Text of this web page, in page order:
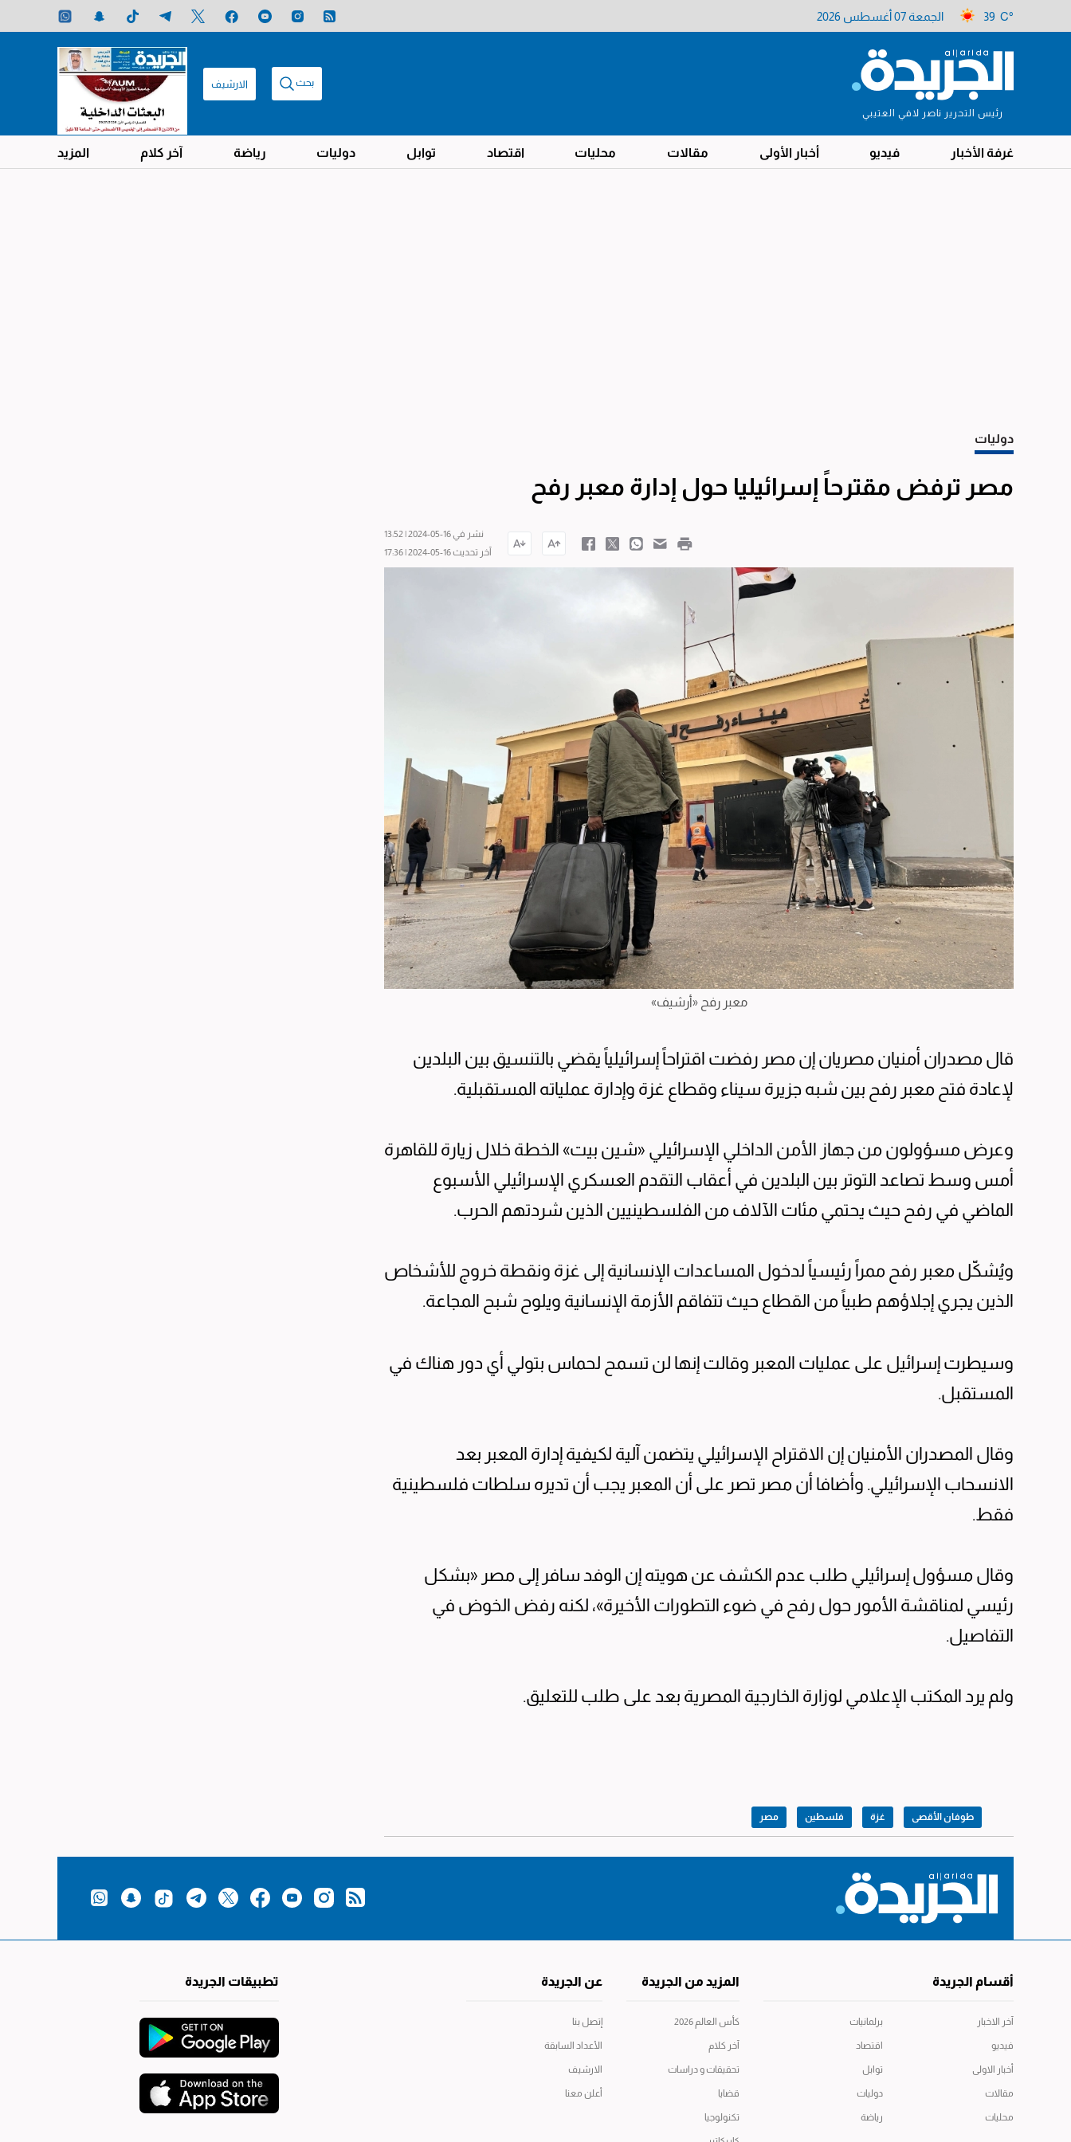
39 C° الجمعة 07 أغسطس 2026
رئيس التحرير ناصر لافي العتيبي
بحث الارشيف
غرفة الأخبار فيديو أخبار الأولى مقالات محليات اقتصاد توابل دوليات رياضة آخر كلام المزيد
دوليات
مصر ترفض مقترحاً إسرائيليا حول إدارة معبر رفح
نشر في 16-05-2024 | 13:52
آخر تحديث 16-05-2024 | 17:36
معبر رفح «أرشيف»
قال مصدران أمنيان مصريان إن مصر رفضت اقتراحاً إسرائيلياً يقضي بالتنسيق بين البلدين
لإعادة فتح معبر رفح بين شبه جزيرة سيناء وقطاع غزة وإدارة عملياته المستقبلية.
وعرض مسؤولون من جهاز الأمن الداخلي الإسرائيلي «شين بيت» الخطة خلال زيارة للقاهرة
أمس وسط تصاعد التوتر بين البلدين في أعقاب التقدم العسكري الإسرائيلي الأسبوع
الماضي في رفح حيث يحتمي مئات الآلاف من الفلسطينيين الذين شردتهم الحرب.
ويُشكّل معبر رفح ممراً رئيسياً لدخول المساعدات الإنسانية إلى غزة ونقطة خروج للأشخاص
الذين يجري إجلاؤهم طبياً من القطاع حيث تتفاقم الأزمة الإنسانية ويلوح شبح المجاعة.
وسيطرت إسرائيل على عمليات المعبر وقالت إنها لن تسمح لحماس بتولي أي دور هناك في
المستقبل.
وقال المصدران الأمنيان إن الاقتراح الإسرائيلي يتضمن آلية لكيفية إدارة المعبر بعد
الانسحاب الإسرائيلي. وأضافا أن مصر تصر على أن المعبر يجب أن تديره سلطات فلسطينية
فقط.
وقال مسؤول إسرائيلي طلب عدم الكشف عن هويته إن الوفد سافر إلى مصر «بشكل
رئيسي لمناقشة الأمور حول رفح في ضوء التطورات الأخيرة»، لكنه رفض الخوض في
التفاصيل.
ولم يرد المكتب الإعلامي لوزارة الخارجية المصرية بعد على طلب للتعليق.
طوفان الأقصى غزة فلسطين مصر
أقسام الجريدة
آخر الاخبار
فيديو
أخبار الاولى
مقالات
محليات
برلمانيات
اقتصاد
توابل
دوليات
رياضة
المزيد من الجريدة
كأس العالم 2026
آخر كلام
تحقيقات و دراسات
قضايا
تكنولوجيا
عن الجريدة
إتصل بنا
الأعداد السابقة
الارشيف
أعلن معنا
تطبيقات الجريدة